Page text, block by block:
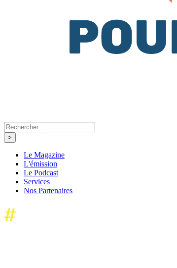
Le Magazine
L'émission
Le Podcast
Services
Nos Partenaires